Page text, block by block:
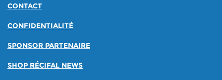
CONTACT
CONFIDENTIALITÉ
SPONSOR PARTENAIRE
SHOP RÉCIFAL NEWS